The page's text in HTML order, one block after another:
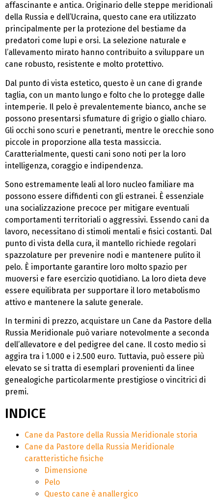
affascinante e antica. Originario delle steppe meridionali
della Russia e dell’Ucraina, questo cane era utilizzato
principalmente per la protezione del bestiame da
predatori come lupi e orsi. La selezione naturale e
l’allevamento mirato hanno contribuito a sviluppare un
cane robusto, resistente e molto protettivo.
Dal punto di vista estetico, questo è un cane di grande
taglia, con un manto lungo e folto che lo protegge dalle
intemperie. Il pelo è prevalentemente bianco, anche se
possono presentarsi sfumature di grigio o giallo chiaro.
Gli occhi sono scuri e penetranti, mentre le orecchie sono
piccole in proporzione alla testa massiccia.
Caratterialmente, questi cani sono noti per la loro
intelligenza, coraggio e indipendenza.
Sono estremamente leali al loro nucleo familiare ma
possono essere diffidenti con gli estranei. È essenziale
una socializzazione precoce per mitigare eventuali
comportamenti territoriali o aggressivi. Essendo cani da
lavoro, necessitano di stimoli mentali e fisici costanti. Dal
punto di vista della cura, il mantello richiede regolari
spazzolature per prevenire nodi e mantenere pulito il
pelo. È importante garantire loro molto spazio per
muoversi e fare esercizio quotidiano. La loro dieta deve
essere equilibrata per supportare il loro metabolismo
attivo e mantenere la salute generale.
In termini di prezzo, acquistare un Cane da Pastore della
Russia Meridionale può variare notevolmente a seconda
dell’allevatore e del pedigree del cane. Il costo medio si
aggira tra i 1.000 e i 2.500 euro. Tuttavia, può essere più
elevato se si tratta di esemplari provenienti da linee
genealogiche particolarmente prestigiose o vincitrici di
premi.
INDICE
Cane da Pastore della Russia Meridionale storia
Cane da Pastore della Russia Meridionale
caratteristiche fisiche
Dimensione
Pelo
Questo cane è anallergico